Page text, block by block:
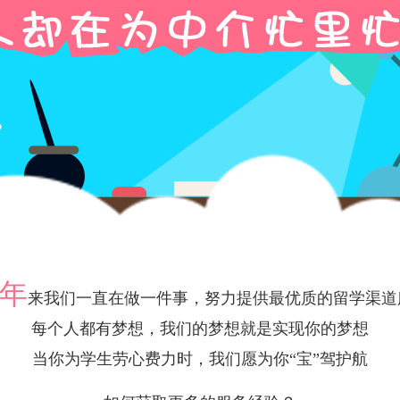
来我们一直在做一件事，努力提供最优质的留学渠
每个人都有梦想，我们的梦想就是实现你的梦想
当你为学生劳心费力时，我们愿为你“宝”驾护航